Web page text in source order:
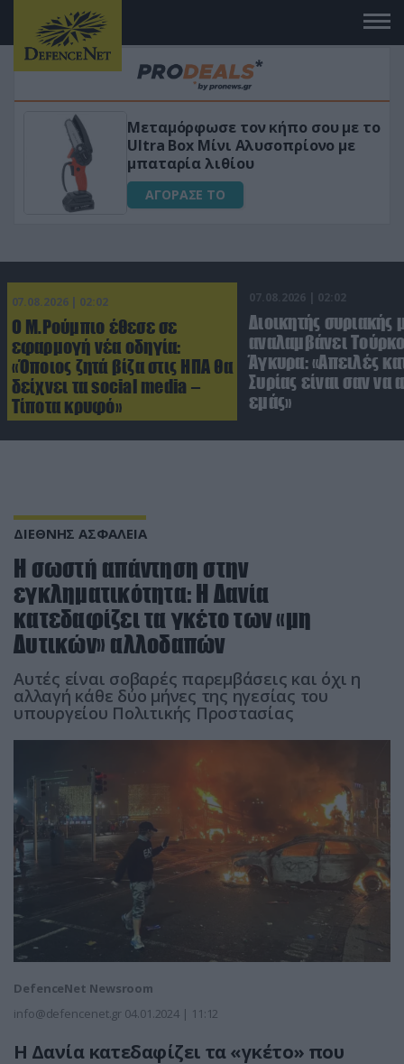
τον κήπο σου με το
Μίνι Αλυσοπρίονο με
λιθίου
«Μαγική»
για αύξηση
07.08.2026 | 02:02
Ο Μ.Ρούμπιο έθεσε σε
εφαρμογή νέα οδηγία:
«Όποιος ζητά βίζα στις ΗΠΑ θα
δείχνει τα social media –
Τίποτα κρυφό»
07.08.2026 | 02:02
Διοικητής συριακής
αναλαμβάνει
Άγκυρα: «Απειλές
Συρίας είναι σαν να
εμάς»
ΔΙΕΘΝΗΣ ΑΣΦΑΛΕΙΑ
Η σωστή απάντηση στην
εγκληματικότητα: Η Δανία
κατεδαφίζει τα γκέτο των «μη
Δυτικών» αλλοδαπών
Αυτές είναι σοβαρές παρεμβάσεις και όχι η
αλλαγή κάθε δύο μήνες της ηγεσίας του
υπουργείου Πολιτικής Προστασίας
DefenceNet Newsroom
info@defencenet.gr 04.01.2024 | 11:12
Η Δανία κατεδαφίζει τα «γκέτο» που